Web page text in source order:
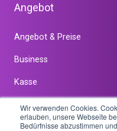
Wir verwenden Cookies.
erlauben, unsere Webseite
Bedürfnisse abzustimmen
Angebot
Angebot & Preise
Business
Kasse
Online
Team